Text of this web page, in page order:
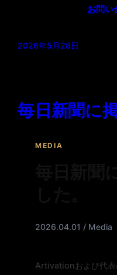
お問い
2026年5月28日
毎日新聞に
MEDIA
2026.04.01 / Media
Artivationおよび代表